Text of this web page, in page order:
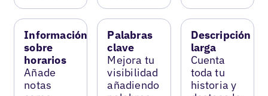
Información
sobre
horarios
Añade
notas
Palabras
clave
Mejora tu
visibilidad
añadiendo
Descripción
larga
Cuenta
toda tu
historia y